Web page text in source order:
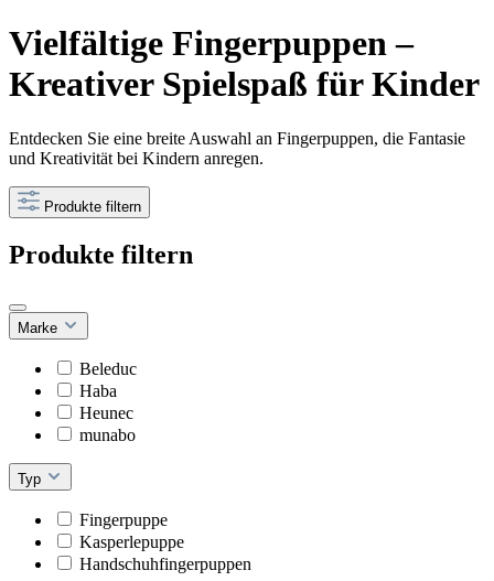
Vielfältige Fingerpuppen –
Kreativer Spielspaß für Kinder
Entdecken Sie eine breite Auswahl an Fingerpuppen, die Fantasie
und Kreativität bei Kindern anregen.
Produkte filtern
Produkte filtern
Marke
Beleduc
Haba
Heunec
munabo
Typ
Fingerpuppe
Kasperlepuppe
Handschuhfingerpuppen